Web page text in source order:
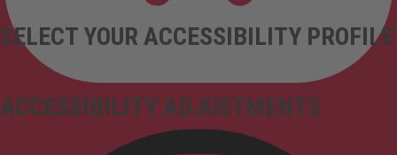
ACCESSIBILITY ADJUSTMENTS
SELECT YOUR ACCESSIBILITY PROFILE